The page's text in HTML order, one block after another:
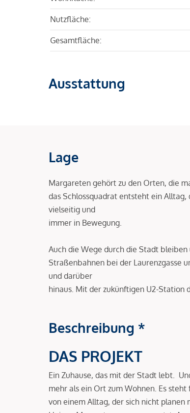
Nutzfläche:
Gesamtfläche:
Ausstattung
Lage
Margareten gehört zu den Orten, die
das Schlossquadrat entsteht ein
vielseitig und
immer in Bewegung.
Auch die Wege durch die Stadt
Straßenbahnen bei der Laurenzgasse
und darüber
hinaus. Mit der zukünftigen U2-Station
Beschreibung *
DAS PROJEKT
Ein Zuhause, das mit der Stadt lebt.
mehr als ein Ort zum Wohnen. Es
von einem Alltag, der sich nicht planen